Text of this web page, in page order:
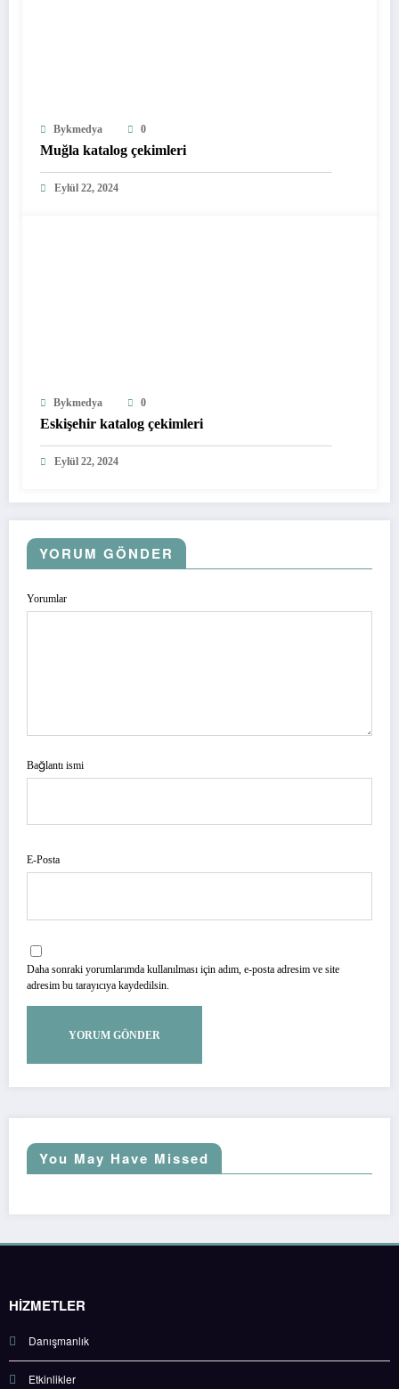
Bykmedya 0
Muğla katalog çekimleri
Eylül 22, 2024
Bykmedya 0
Eskişehir katalog çekimleri
Eylül 22, 2024
YORUM GÖNDER
Yorumlar
Bağlantı ismi
E-Posta
Daha sonraki yorumlarımda kullanılması için adım, e-posta adresim ve site
adresim bu tarayıcıya kaydedilsin.
You May Have Missed
HİZMETLER
Danışmanlık
Etkinlikler